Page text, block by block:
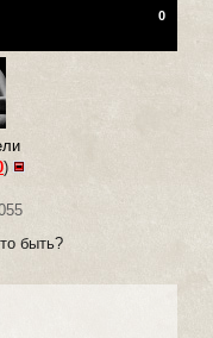
0
)
быть?